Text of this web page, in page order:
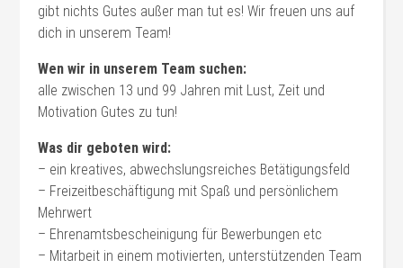
gibt nichts Gutes außer man tut es! Wir freuen uns auf
dich in unserem Team!
Wen wir in unserem Team suchen:
alle zwischen 13 und 99 Jahren mit Lust, Zeit und
Motivation Gutes zu tun!
Was dir geboten wird:
– ein kreatives, abwechslungsreiches Betätigungsfeld
– Freizeitbeschäftigung mit Spaß und persönlichem
Mehrwert
– Ehrenamtsbescheinigung für Bewerbungen etc
– Mitarbeit in einem motivierten, unterstützenden Team